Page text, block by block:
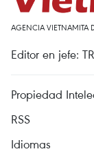
AGENCIA VIETNAMITA
Editor en jefe:
Propiedad
RSS
Idiomas